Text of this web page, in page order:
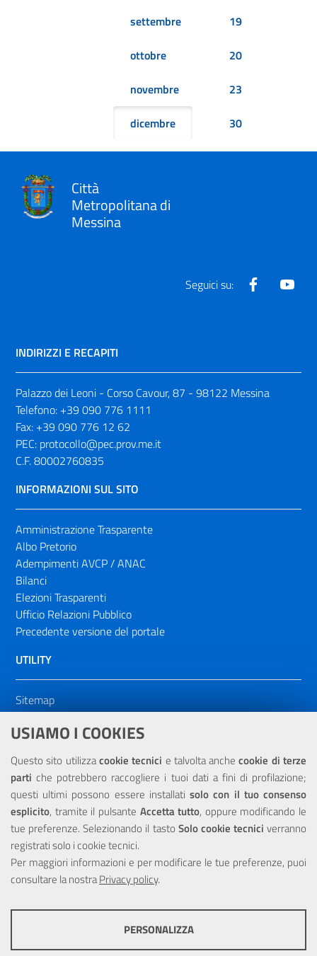
USIAMO I COOKIES
Questo sito utilizzacookie tecnici e talvolta anchecookie di terze
parti che potrebbero raccogliere i tuoi dati a fini di profilazione;
questi ultimi possono essere installatisolo con il tuo consenso
esplicito, tramite il pulsante Accetta tutto, oppure modificando le
tue preferenze. Selezionando il tasto Solo cookie tecnici verranno
registrati solo i cookie tecnici.
Per maggiori informazioni e per modificare le tue preferenze, puoi
consultare la nostraPrivacy policy.
PERSONALIZZA
settembre
ottobre
novembre
dicembre
19
20
23
30
Città
Metropolitana di
Messina
Seguici su: Facebook
INDIRIZZI E RECAPITI
Palazzo dei Leoni - Corso Cavour, 87 - 98122 Messina
Telefono: +39 090 776 1111
Fax: +39 090 776 12 62
PEC: protocollo@pec.prov.me.it
C.F. 80002760835
INFORMAZIONI SUL SITO
Amministrazione Trasparente
Albo Pretorio
Adempimenti AVCP / ANAC
Bilanci
Elezioni Trasparenti
Ufficio Relazioni Pubblico
Precedente versione del portale
UTILITY
Sitemap
Dichiarazione di accessibilità
NOTE LEGALI
Privacy
Portale realizzato con la partecipazione finanziaria dell'Unione
Europea tramite i fondi del POR Sicilia 2000/2006 Misura 6.05 -